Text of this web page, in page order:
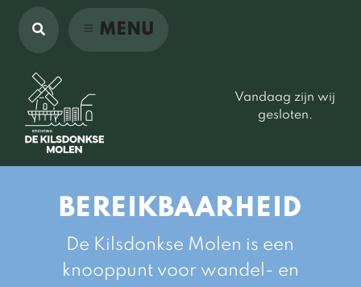
MENU
Vandaag zijn wij
gesloten.
BEREIKBAARHEID
De Kilsdonkse Molen is een
knooppunt voor wandel- en